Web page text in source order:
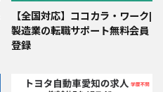
【全国対応】ココカラ・ワーク|
製造業の転職サポート無料会員
登録